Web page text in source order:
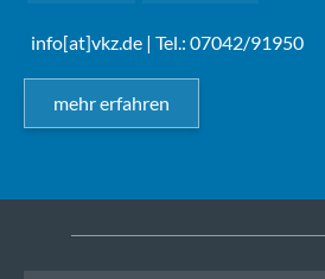
info[at]vkz.de | Tel.: 07042/91950
mehr erfahren